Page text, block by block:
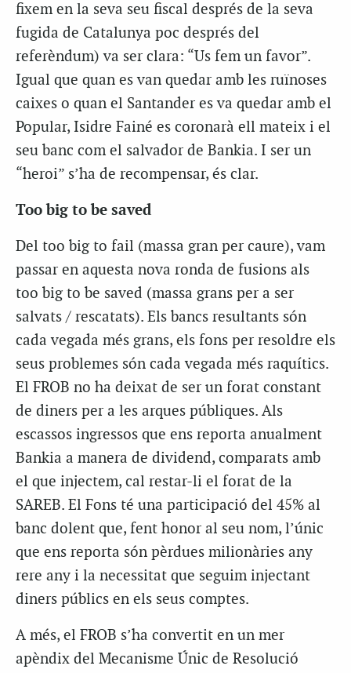
fixem en la seva seu fiscal després de la seva
fugida de Catalunya poc després del
referèndum) va ser clara: “Us fem un favor”.
Igual que quan es van quedar amb les ruïnoses
caixes o quan el Santander es va quedar amb el
Popular, Isidre Fainé es coronarà ell mateix i el
seu banc com el salvador de Bankia. I ser un
“heroi” s’ha de recompensar, és clar.
Too big to be saved
Del too big to fail (massa gran per caure), vam
passar en aquesta nova ronda de fusions als
too big to be saved (massa grans per a ser
salvats / rescatats). Els bancs resultants són
cada vegada més grans, els fons per resoldre els
seus problemes són cada vegada més raquítics.
El FROB no ha deixat de ser un forat constant
de diners per a les arques públiques. Als
escassos ingressos que ens reporta anualment
Bankia a manera de dividend, comparats amb
el que injectem, cal restar-li el forat de la
SAREB. El Fons té una participació del 45% al ​​
banc dolent que, fent honor al seu nom, l’únic
que ens reporta són pèrdues milionàries any
rere any i la necessitat que seguim injectant
diners públics en els seus comptes.
A més, el FROB s’ha convertit en un mer
apèndix del Mecanisme Únic de Resolució